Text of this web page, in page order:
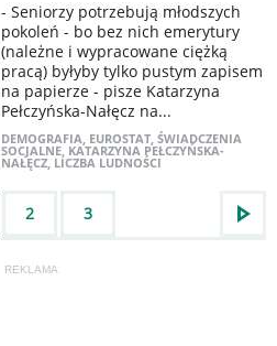
- Seniorzy potrzebują młodszych
pokoleń - bo bez nich emerytury
(należne i wypracowane ciężką
pracą) byłyby tylko pustym zapisem
na papierze - pisze Katarzyna
Pełczyńska-Nałęcz na...
DEMOGRAFIA, EUROSTAT, ŚWIADCZENIA
SOCJALNE, KATARZYNA PEŁCZYŃSKA-
NAŁĘCZ, LICZBA LUDNOŚCI
2 3
REKLAMA